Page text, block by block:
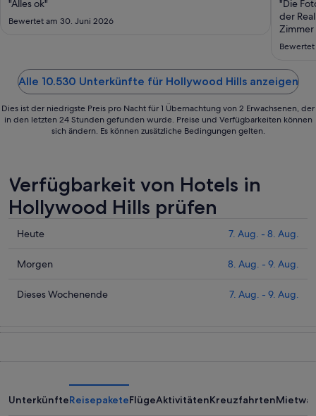
"Alles ok"
Bewertet am 30. Juni 2026
"Die
der
über
dieses
Alle 10.530 Unterkünfte für Hollywood Hills anzeigen
Dies ist der niedrigste Preis pro Nacht für 1 Übernachtung von 2 Erwachsenen, der
in den letzten 24 Stunden gefunden wurde. Preise und Verfügbarkeiten können
sich ändern. Es können zusätzliche Bedingungen gelten.
Verfügbarkeit von Hotels in
Hollywood Hills prüfen
Prüfe
Preise
Hollywood
8.
Heute 7. Aug. - 8. Aug.
Prüfe
Preise
Aug.
Morgen 8. Aug. - 9. Aug.
Prüfe
Wochenende,
Dieses Wochenende 7. Aug. - 9. Aug.
UnterkünfteReisepaketeFlügeAktivitätenKreuzfahrten